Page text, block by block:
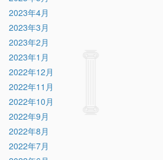
2023年4月
2023年3月
2023年2月
2023年1月
2022年12月
2022年11月
2022年10月
2022年9月
2022年8月
2022年7月